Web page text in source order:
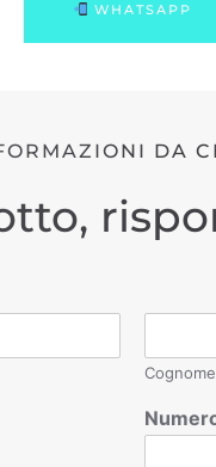
WHATSAPP
DA
Cognome